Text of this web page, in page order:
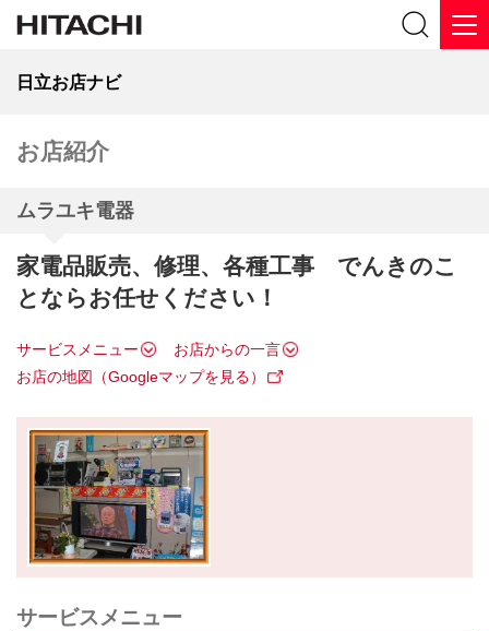
日立お店ナビ
お店紹介
ムラユキ電器
家電品販売、修理、各種工事 でんきのこ
とならお任せください！
サービスメニュー
お店からの一言
お店の地図（Googleマップを見る）
サービスメニュー